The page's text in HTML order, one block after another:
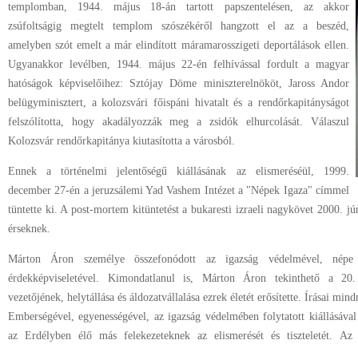
templomban, 1944. május 18-án tartott papszentelésen, az akkor
zsúfoltságig megtelt templom szószékéről hangzott el az a beszéd,
amelyben szót emelt a már elindított máramarosszigeti deportálások ellen.
Ugyanakkor levélben, 1944. május 22-én felhívással fordult a magyar
hatóságok képviselőihez: Sztójay Döme miniszterelnököt, Jaross Andor
belügyminisztert, a kolozsvári főispáni hivatalt és a rendőrkapitányságot
felszólította, hogy akadályozzák meg a zsidók elhurcolását. Válaszul
Kolozsvár rendőrkapitánya kiutasította a városból.
Ennek a történelmi jelentőségű kiállásának az elismeréséül, 1999.
december 27-én a jeruzsálemi Yad Vashem Intézet a "Népek Igaza" címmel
tüntette ki. A post-mortem kitüntetést a bukaresti izraeli nagykövet 2000.
érseknek.
Márton Áron személye összefonódott az igazság védelmével,
érdekképviseletével. Kimondatlanul is, Márton Áron tekinthető a
vezetőjének, helytállása és áldozatvállalása ezrek életét erősítette. Írásai
Emberségével, egyenességével, az igazság védelmében folytatott
az Erdélyben élő más felekezeteknek az elismerését és tiszteletét. Az